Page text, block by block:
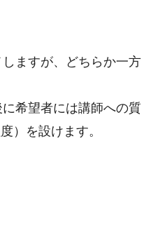
ますが、どちらか一方
希望者には講師への質
）を設けます。